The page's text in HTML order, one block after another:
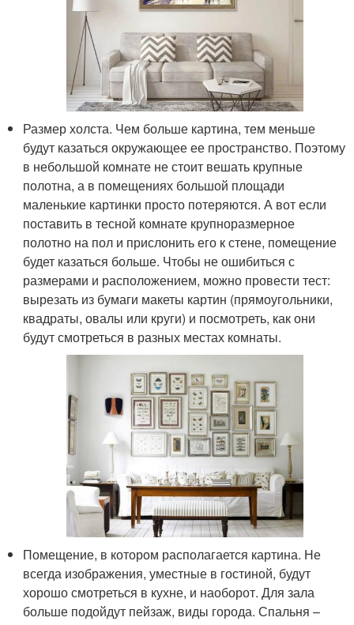
Размер холста. Чем больше картина, тем меньше
будут казаться окружающее ее пространство. Поэтому
в небольшой комнате не стоит вешать крупные
полотна, а в помещениях большой площади
маленькие картинки просто потеряются. А вот если
поставить в тесной комнате крупноразмерное
полотно на пол и прислонить его к стене, помещение
будет казаться больше. Чтобы не ошибиться с
размерами и расположением, можно провести тест:
вырезать из бумаги макеты картин (прямоугольники,
квадраты, овалы или круги) и посмотреть, как они
будут смотреться в разных местах комнаты.
Помещение, в котором располагается картина. Не
всегда изображения, уместные в гостиной, будут
хорошо смотреться в кухне, и наоборот. Для зала
больше подойдут пейзаж, виды города. Спальня –